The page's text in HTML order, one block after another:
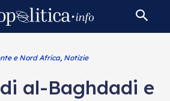
e Nord Africa, Notizie
al-Baghdadi e